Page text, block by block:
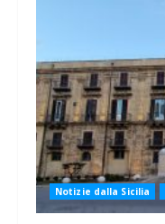
Notizie dalla Sicilia